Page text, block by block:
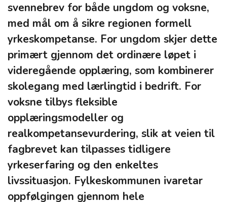
svennebrev for både ungdom og voksne,
med mål om å sikre regionen formell
yrkeskompetanse. For ungdom skjer dette
primært gjennom det ordinære løpet i
videregående opplæring, som kombinerer
skolegang med lærlingtid i bedrift. For
voksne tilbys fleksible
opplæringsmodeller og
realkompetansevurdering, slik at veien til
fagbrevet kan tilpasses tidligere
yrkeserfaring og den enkeltes
livssituasjon. Fylkeskommunen ivaretar
oppfølgingen gjennom hele